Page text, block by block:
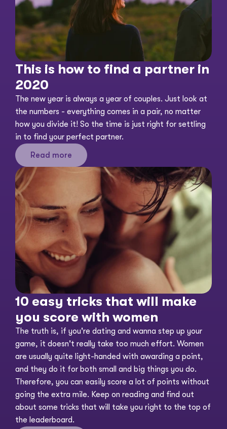
This is how to find a partner in
2020
The new year is always a year of couples. Just look at
the numbers - everything comes in a pair, no matter
how you divide it! So the time is just right for settling
in to find your perfect partner.
Read more
10 easy tricks that will make
you score with women
The truth is, if you're dating and wanna step up your
game, it doesn't really take too much effort. Women
are usually quite light-handed with awarding a point,
and they do it for both small and big things you do.
Therefore, you can easily score a lot of points without
going the extra mile. Keep on reading and find out
about some tricks that will take you right to the top of
the leaderboard.